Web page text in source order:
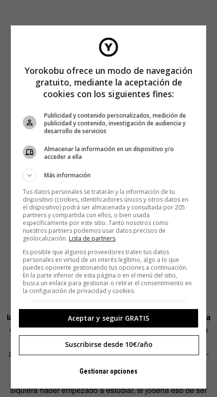
En el 2010, cuando ingreses en el maravilloso mundo
laboral, todo estará tan jodido que serás tú el que tenga
que pagar por trabajar.Sí, sí. No te estoy mintiendo para
tratar de disuadirte. Solo tienes que esperar y verlo. Las
agencias hace mucho que se inventaron una puta-mierda-
de-nombre-chachi-guay para definir al becario de toda la
vida: TRAINEE. ¿No te mola? ¿No te mola tanto que, sin
siquiera haber empezado a estudiar, te jodería eso de ser
Yorokobu ofrece un modo de navegación
gratuito, mediante la aceptación de
cookies con los siguientes fines:
Publicidad y contenido personalizados, medición de
publicidad y contenido, investigación de audiencia y
desarrollo de servicios
Almacenar la información en un dispositivo y/o
acceder a ella
Más información
Tus datos personales se tratarán y la información de tu
dispositivo (cookies, identificadores únicos y otros datos en
el dispositivo) podrá ser almacenada y consultada por 205
partners y compartida con ellos, o bien usada
específicamente por este sitio. Tanto nosotros como
nuestros partners podemos usar datos precisos de
geolocalización. Lista de partners.
Es posible que algunos proveedores traten tus datos
personales en virtud de un interés legítimo, algo a lo que
puedes oponerte gestionando tus opciones a continuación.
En la parte inferior de esta página o en el menú del sitio,
busca un enlace para gestionar o retirar el consentimiento en
la configuración de privacidad y cookies.
Aceptar y seguir GRATIS
Suscribirse desde 10€/año
Gestionar opciones